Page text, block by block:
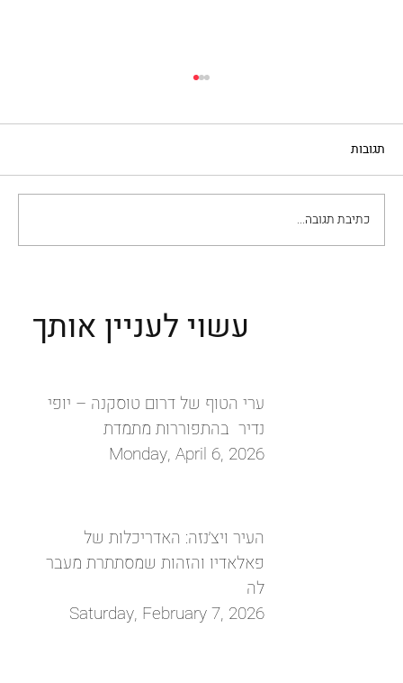
שמסתתרת מעבר לה
תגובות
כתיבת תגובה...
ערי הטוף של דרום טוסקנה – יופי
נדיר בהתפוררות מתמדת
Monday, April 6, 2026
העיר ויצ׳נזה: האדריכלות של
פאלאדיו והזהות שמסתתרת מעבר
לה
Saturday, February 7, 2026
עשוי לעניין אותך